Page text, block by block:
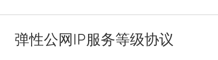
弹性公网IP服务等级协议